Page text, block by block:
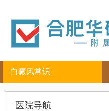
白癜风常识
医院导航